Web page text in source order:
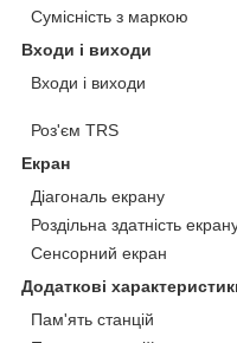
Сумісність з маркою
Входи і виходи
Входи і виходи
Роз'єм TRS
Екран
Діагональ екрану
Роздільна здатність
Сенсорний екран
Додаткові
Пам'ять станцій